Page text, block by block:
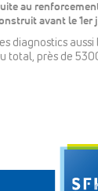
au
avant le 1er
diagnostics
total, près de